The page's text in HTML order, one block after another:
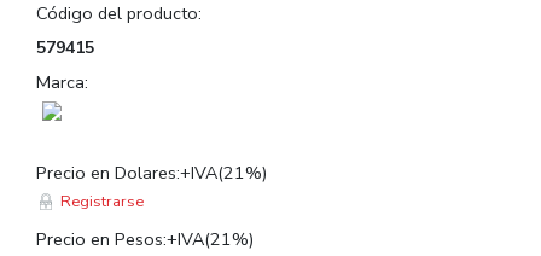
Código del producto:
579415
Marca:
Precio en Dolares:+IVA(21%)
Registrarse
Precio en Pesos:+IVA(21%)